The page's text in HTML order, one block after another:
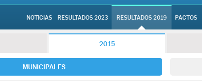
NOTICIAS RESULTADOS 2023 RESULTADOS 2019 PACTOS
2015
MUNICIPALES